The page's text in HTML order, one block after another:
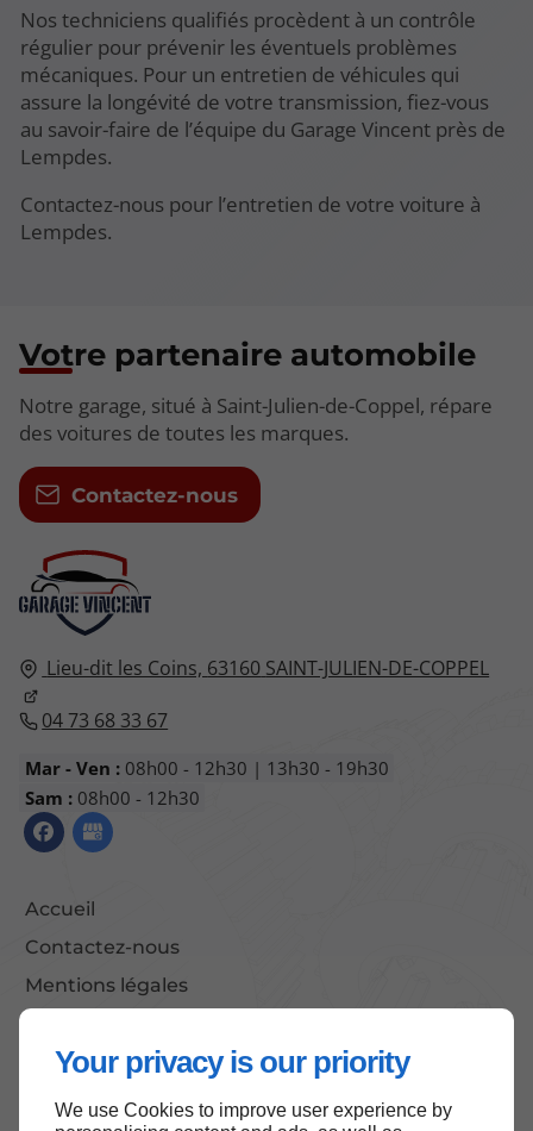
Your privacy is our priority
We use Cookies to improve user experience by
Nos techniciens qualifiés procèdent à un contrôle
régulier pour prévenir les éventuels problèmes
mécaniques. Pour un entretien de véhicules qui
assure la longévité de votre transmission, fiez-vous
au savoir-faire de l’équipe du Garage Vincent près de
Lempdes.
Contactez-nous pour l’entretien de votre voiture à
Lempdes.
Lieu-dit les Coins, 63160 SAINT-JULIEN-DE-COPPEL
04 73 68 33 67
Mar - Ven : 08h00 - 12h30 | 13h30 - 19h30
Sam : 08h00 - 12h30
Accueil
Contactez-nous
Mentions légales
Votre partenaire automobile
Notre garage, situé à Saint-Julien-de-Coppel, répare
des voitures de toutes les marques.
Contactez-nous